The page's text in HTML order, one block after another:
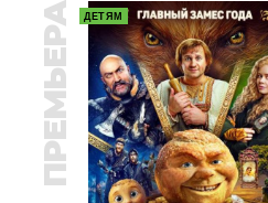
ПРЕМЬЕРА ДЕТЯМ